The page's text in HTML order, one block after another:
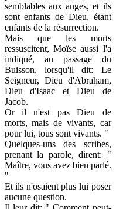
semblables aux anges, et ils
sont enfants de Dieu, étant
enfants de la résurrection.
Mais que les morts
ressuscitent, Moïse aussi l'a
indiqué, au passage du
Buisson, lorsqu'il dit: Le
Seigneur, Dieu d'Abraham,
Dieu d'Isaac et Dieu de
Jacob.
Or il n'est pas Dieu de
morts, mais de vivants, car
pour lui, tous sont vivants. "
Quelques-uns des scribes,
prenant la parole, dirent: "
Maître, vous avez bien parlé.
"
Et ils n'osaient plus lui poser
aucune question.